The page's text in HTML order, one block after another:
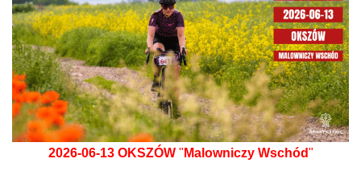
2026-06-13 OKSZÓW" Malowniczy Wschód"